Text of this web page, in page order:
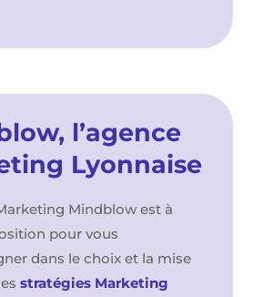
l’agence
Lyonnaise
Mindblow est à
pour vous
dans le choix et la mise
stratégies Marketing